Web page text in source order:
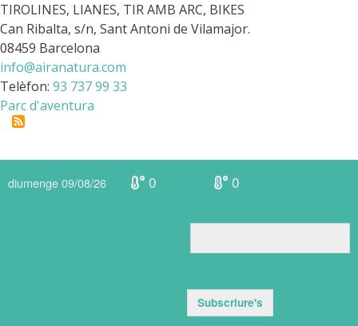
TIROLINES, LIANES, TIR AMB ARC, BIKES
Can Ribalta, s/n, Sant Antoni de Vilamajor.
08459 Barcelona
info@airanatura.com
Telèfon: 93 737 99 33
Parc d'aventura
diumenge 09/08/26 0 0
Subscriure's